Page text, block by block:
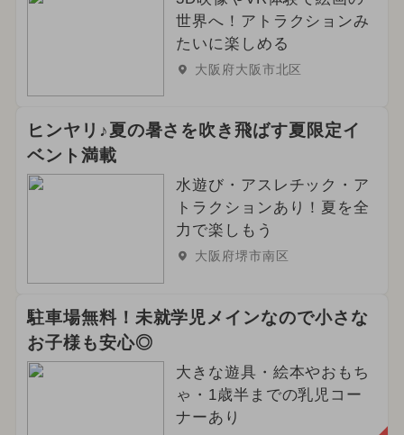
世界へ！アトラクションみ
たいに楽しめる
大阪府大阪市北区
ヒンヤリ♪夏の暑さを吹き飛ばす夏限定イ
ベント満載
水遊び・アスレチック・ア
トラクションあり！夏を全
力で楽しもう
大阪府堺市南区
駐車場無料！未就学児メインなので小さな
お子様も安心◎
大きな遊具・絵本やおもち
ゃ・1歳半までの乳児コー
ナーあり